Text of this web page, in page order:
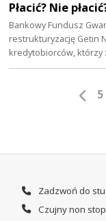
Płacić? Nie
Bankowy Fundusz
restrukturyzację Getin
kredytobiorców, którzy
5
Zadzwoń do
Czujny non